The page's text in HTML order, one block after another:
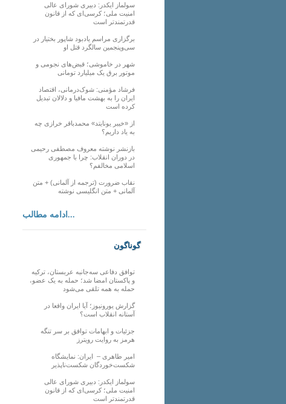
سولماز ایکدر: دبیری شورای عالی
امنیت ملی؛ کرسی‌ای که از قانون
قدرتمندتر است
برگزاری مراسم یادبود شاپور بختیار در
سی‌وپنجمین سالگرد قتل او
شهر در خاموشی؛ قبض‌های نجومی و
موتور برق یک میلیارد تومانی
فرشاد مؤمنی: شوک‌درمانی، اقتصاد
ایران را به بهشت مافیا و دلالان تبدیل
کرده است
از «خیبر یونایتد» محمدباقر خرازی چه
به یاد داریم؟
بازنشر نوشته معروف مصطفی رحیمی
در دوران انقلاب: چرا با جمهوری
اسلامی مخالفم؟
نقاب ضرورت (ترجمه از آلمانی) + متن
آلمانی + متن انگلیسی نوشته
ادامه مطالب...
گوناگون
توافق دفاعی سه‌جانبه عربستان، ترکیه
و پاکستان امضا شد؛ حمله به یک عضو،
حمله به همه تلقی می‌شود
گزارش یورونیوز؛ آیا ایران واقعا در
آستانه انقلاب است؟
جزئیات و ابهامات توافق بر سر تنگه
هرمز به روایت رویترز
امیر طاهری – ایران: نمایشگاه
شکست‌خوردگان شکست‌ناپذیر
سولماز ایکدر: دبیری شورای عالی
امنیت ملی؛ کرسی‌ای که از قانون
قدرتمندتر است